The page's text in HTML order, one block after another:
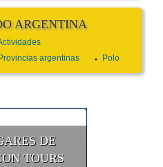
ARGENTINA
argentinas Polo
DE
TOURS